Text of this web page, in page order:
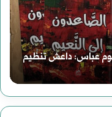
عباس: داعش تنظيم